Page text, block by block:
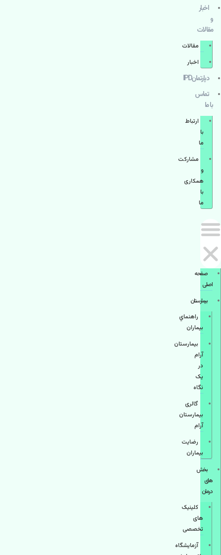
اخبار
و
مقالات
مقالات
اخبار
دپارتمانIPD
تماس
با ما
ارتباط
با
ما
مشاركت
و
همكاری
با
ما
صفحه
اصلی
بيمارستان
راهنماي
بیماران
بیمارستان
آرام
در
یک
نگاه
گالری
بیمارستان
آرام
رضایت
بیماران
بخش
های
درمان
کلینیک
های
تخصصی
آزمایشگاه